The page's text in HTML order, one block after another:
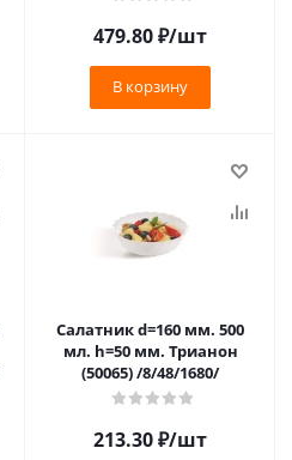
479.80₽/шт
В корзину
Салатник d=160 мм. 500
мл. h=50 мм. Трианон
(50065) /8/48/1680/
213.30₽/шт